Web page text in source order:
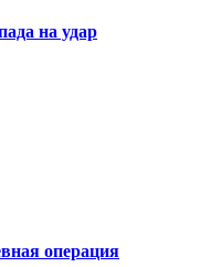
на удар
операция